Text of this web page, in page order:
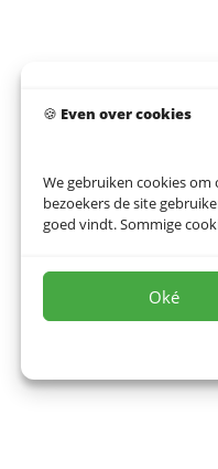
🍪 Even over cookies
We gebruiken cookies
bezoekers de site
goed vindt. Sommige
Oké